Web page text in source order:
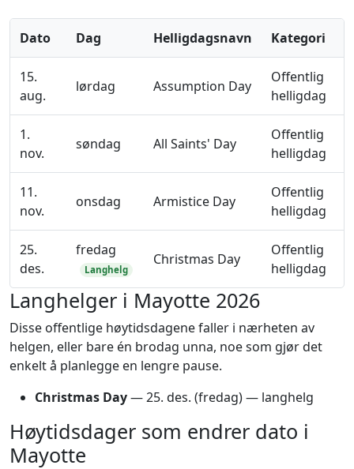
Dato Dag Helligdagsnavn Kategori
15.
aug.
lørdag Assumption Day
Offentlig
helligdag
1.
nov.
søndag All Saints' Day
Offentlig
helligdag
11.
nov.
onsdag Armistice Day
Offentlig
helligdag
25.
des.
fredag
Langhelg
Christmas Day
Offentlig
helligdag
Langhelger i Mayotte 2026
Disse offentlige høytidsdagene faller i nærheten av
helgen, eller bare én brodag unna, noe som gjør det
enkelt å planlegge en lengre pause.
Christmas Day—25. des. (fredag) — langhelg
Høytidsdager som endrer dato i
Mayotte